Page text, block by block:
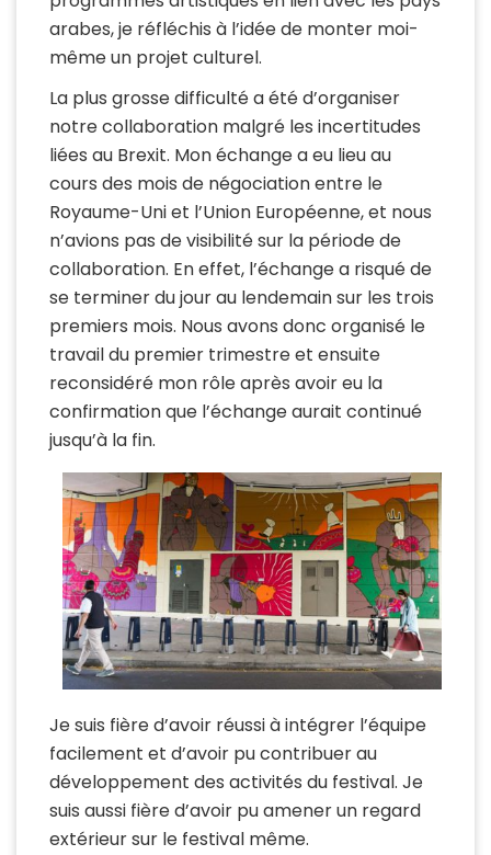
arabes, je réfléchis à l’idée de monter moi-
même un projet culturel.
La plus grosse difficulté a été d’organiser
notre collaboration malgré les incertitudes
liées au Brexit. Mon échange a eu lieu au
cours des mois de négociation entre le
Royaume-Uni et l’Union Européenne, et nous
n’avions pas de visibilité sur la période de
collaboration. En effet, l’échange a risqué de
se terminer du jour au lendemain sur les trois
premiers mois. Nous avons donc organisé le
travail du premier trimestre et ensuite
reconsidéré mon rôle après avoir eu la
confirmation que l’échange aurait continué
jusqu’à la fin.
Je suis fière d’avoir réussi à intégrer l’équipe
facilement et d’avoir pu contribuer au
développement des activités du festival. Je
suis aussi fière d’avoir pu amener un regard
extérieur sur le festival même.